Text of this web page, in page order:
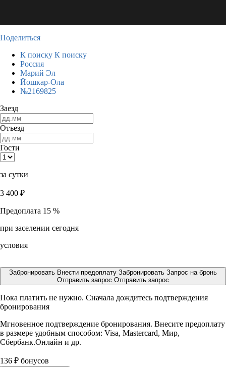
Поделиться
К поиску К поиску
Россия
Марий Эл
Йошкар-Ола
№2169825
Заезд
Отъезд
Гости
за сутки
3 400 ₽
Предоплата 15 %
при заселении сегодня
условия
Забронировать Внести предоплату Забронировать Запрос на бронь
Отправить запрос Отправить запрос
Пока платить не нужно. Сначала дождитесь подтверждения
бронирования
Мгновенное подтверждение бронирования. Внесите предоплату
в размере удобным способом: Visa, Mastercard, Мир,
Сбербанк.Онлайн и др.
136 ₽ бонусов